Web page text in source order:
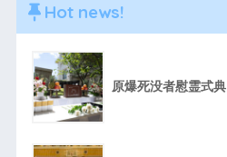
Hot news!
原爆死没者慰霊式典